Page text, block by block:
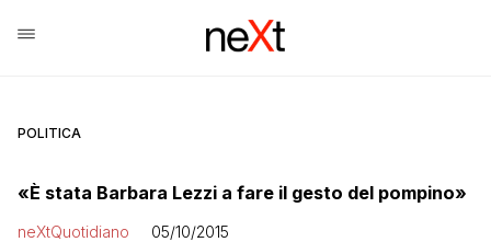
POLITICA
«È stata Barbara Lezzi a fare il gesto del pompino»
neXtQuotidiano 05/10/2015